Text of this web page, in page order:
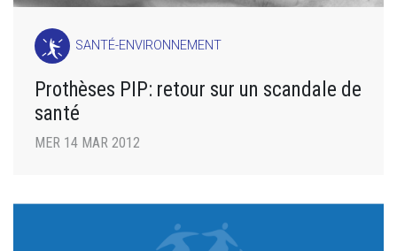
SANTÉ-ENVIRONNEMENT
Prothèses PIP: retour sur un scandale de
santé
MER 14 MAR 2012